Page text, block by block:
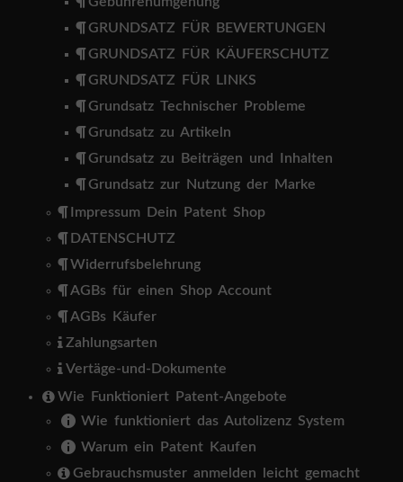
GRUNDSATZ FÜR BEWERTUNGEN
GRUNDSATZ FÜR KÄUFERSCHUTZ
GRUNDSATZ FÜR LINKS
Grundsatz Technischer Probleme
Grundsatz zu Artikeln
Grundsatz zu Beiträgen und Inhalten
Grundsatz zur Nutzung der Marke
Impressum Dein Patent Shop
DATENSCHUTZ
Widerrufsbelehrung
AGBs für einen Shop Account
AGBs Käufer
Zahlungsarten
Vertäge-und-Dokumente
Wie Funktioniert Patent-Angebote
Wie funktioniert das Autolizenz System
Warum ein Patent Kaufen
Gebrauchsmuster anmelden leicht gemacht